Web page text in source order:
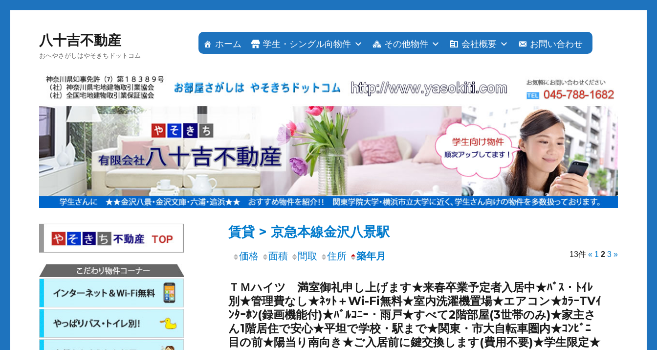
八十吉不動産
おへやさがしはやそきちドットコム
ホーム 学生・シングル向物件 その他物件 会社概要 お問い合わせ
賃貸 > 京急本線金沢八景駅
価格 面積 間取 住所 築年月 13件 « 1 2 3 »
ＴＭハイツ 満室御礼申し上げます★来春卒業予定者入居中★ﾊﾞｽ・ﾄｲﾚ
別★管理費なし★ﾈｯﾄ＋Wi-Fi無料★室内洗濯機置場★エアコン★ｶﾗｰTVｲ
ﾝﾀｰﾎﾝ(録画機能付)★ﾊﾞﾙｺﾆｰ・雨戸★すべて2階部屋(3世帯のみ)★家主さ
ん1階居住で安心★平坦で学校・駅まで★関東・市大自転車圏内★ｺﾝﾋﾞﾆ
目の前★陽当り南向き★ご入居前に鍵交換します(費用不要)★学生限定★